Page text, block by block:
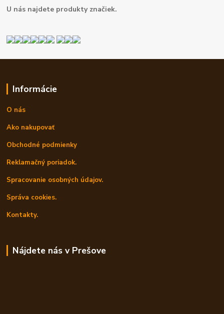
U nás najdete produkty značiek.
Informácie
O nás
Ako nakupovať
Obchodné podmienky
Reklamačný poriadok.
Spracovanie osobných údajov.
Správa cookies.
Kontakty.
Nájdete nás v Prešove